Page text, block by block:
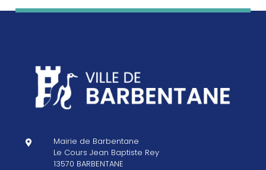

Mairie de Barbentane
Le Cours Jean Baptiste Rey
13570 BARBENTANE